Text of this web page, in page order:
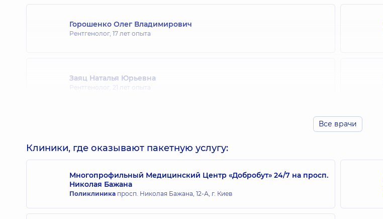
Горошенко Олег Владимирович
Рентгенолог, 17 лет опыта
Заяц Наталья Юрьевна
Рентгенолог, 21 лет опыта
Фирсова Ирина Геннадиевна
Врач ультразвуковой диагностики; Рентгенолог,29 лет опыта
Все врачи
Клиники, где оказывают пакетную услугу:
Многопрофильный Медицинский Центр «Добробут» 24/7 на просп.
Николая Бажана
Поликлиника просп. Николая Бажана, 12-А, г. Киев